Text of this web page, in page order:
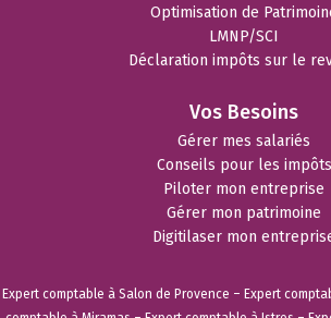
Optimisation de
LMNP/SCI
Déclaration impôts sur le
Vos Besoins
Gérer mes salariés
Conseils pour les impôts
Piloter mon entreprise
Gérer mon patrimoine
Digitilaser mon
Expert comptable à Salon de Provence – Expert